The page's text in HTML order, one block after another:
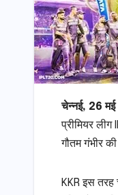
चेन्नई, 26 मई
प्रीमियर
गौतम गंभीर
KKR इस